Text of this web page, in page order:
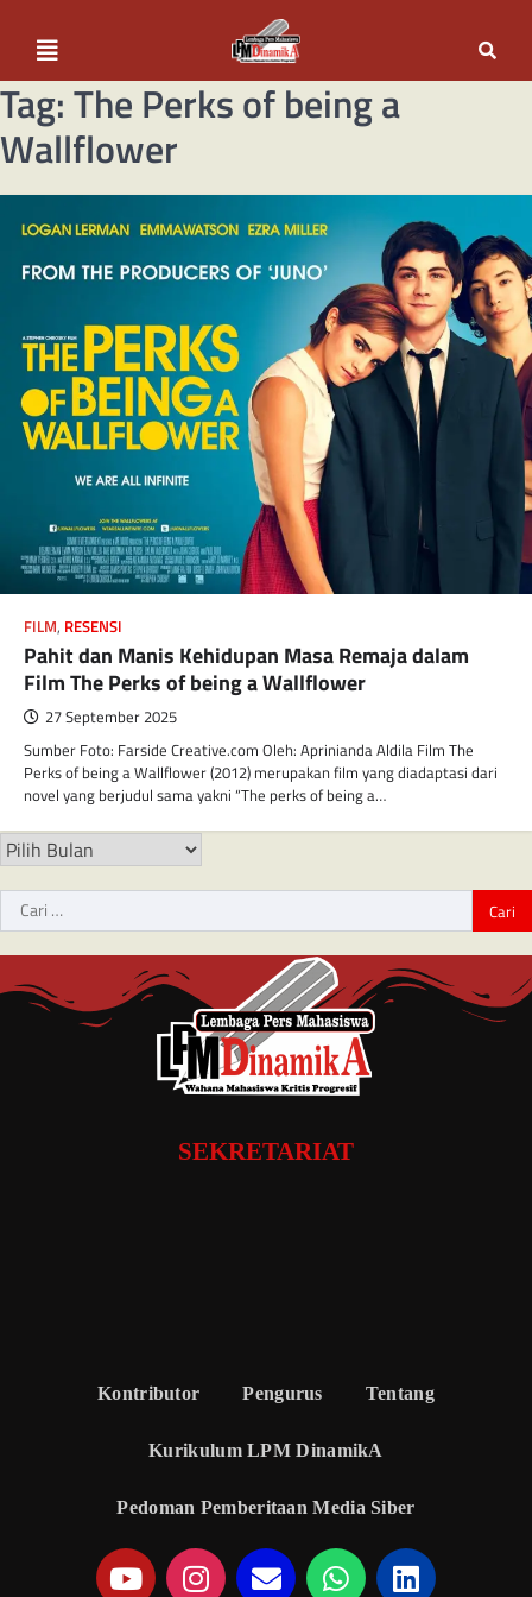
Tag:The Perks of being a
Wallflower
FILM, RESENSI
Pahit dan Manis Kehidupan Masa Remaja dalam
Film The Perks of being a Wallflower
27 September 2025
Sumber Foto: Farside Creative.com Oleh: Aprinianda Aldila Film The
Perks of being a Wallflower (2012) merupakan film yang diadaptasi dari
novel yang berjudul sama yakni “The perks of being a…
SEKRETARIAT
Kontributor Pengurus Tentang
Kurikulum LPM DinamikA
Pedoman Pemberitaan Media Siber